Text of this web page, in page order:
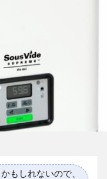
もしれないので、